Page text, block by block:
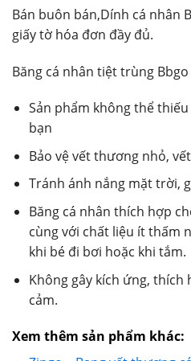
Bán buôn bán,Dính cá nhân
giấy tờ hóa đơn đầy đủ.
Băng cá nhân tiệt trùng
Sản phẩm không thể
bạn
Bảo vệ vết thương nhỏ,
Tránh ánh nắng mặt trời,
Băng cá nhân thích hợp
cùng với chất liệu ít thấm
khi bé đi bơi hoặc khi tắm.
Không gây kích ứng, thích
cảm.
Xem thêm sản phẩm khác: